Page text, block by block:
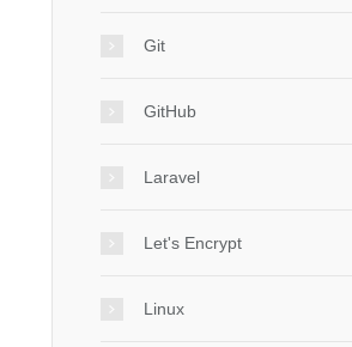
Git
GitHub
Laravel
Let's Encrypt
Linux